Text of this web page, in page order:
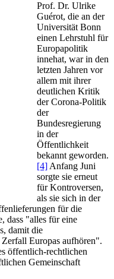
Prof. Dr. Ulrike
Guérot, die an der
Universität Bonn
einen Lehrstuhl für
Europapolitik
innehat, war in den
letzten Jahren vor
allem mit ihrer
deutlichen Kritik
der Corona-Politik
der
Bundesregierung
in der
Öffentlichkeit
bekannt geworden.
[4] Anfang Juni
sorgte sie erneut
für Kontroversen,
als sie sich in der
für die
dass "alles für eine
damit die
Zerfall Europas aufhören".
öffentlich-rechtlichen
Gemeinschaft